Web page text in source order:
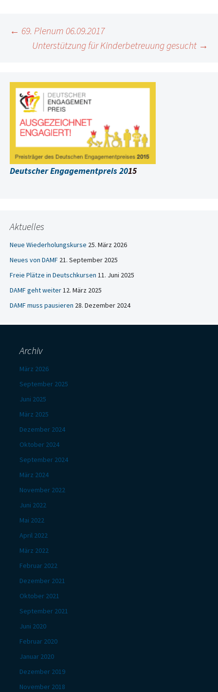
Beitragsnavigation
← 69. Plenum 06.09.2017
Unterstützung für Kinderbetreuung gesucht →
Deutscher Engagementpreis 2015
Aktuelles
Neue Wiederholungskurse 25. März 2026
Neues von DAMF 21. September 2025
Freie Plätze in Deutschkursen 11. Juni 2025
DAMF geht weiter12. März 2025
DAMF muss pausieren 28. Dezember 2024
Archiv
März 2026
September 2025
Juni 2025
März 2025
Dezember 2024
Oktober 2024
September 2024
März 2024
November 2022
Juni 2022
Mai 2022
April 2022
März 2022
Februar 2022
Dezember 2021
Oktober 2021
September 2021
Juni 2020
Februar 2020
Januar 2020
Dezember 2019
November 2018